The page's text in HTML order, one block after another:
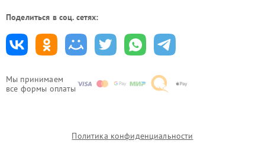
Мы принимаем
все формы оплаты
Поделиться в соц. сетях:
Политика конфиденциальности